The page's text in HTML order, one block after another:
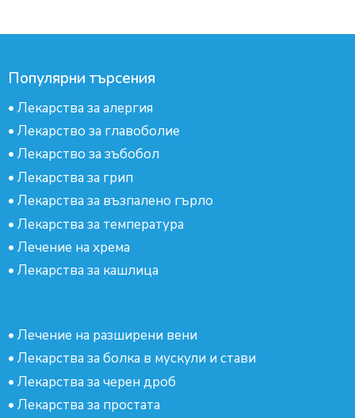
Популярни търсения
• Лекарства за алергия
• Лекарство за главоболие
• Лекарство за зъбобол
• Лекарства за грип
• Лекарства за възпалено гърло
• Лекарства за температура
• Лечение на хрема
• Лекарства за кашлица
• Лечение на разширени вени
• Лекарства за болка в мускули и стави
• Лекарства за черен дроб
• Лекарства за простата